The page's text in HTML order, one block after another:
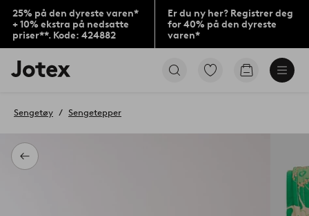
25% på den dyreste varen*
+ 10% ekstra på nedsatte
priser**. Kode: 424882
Er du ny her? Registrer deg
for 40% på den dyreste
varen*
Jotex’
logo
til
Gå
Gå
Tilbake
Sengetøy Sengetepper